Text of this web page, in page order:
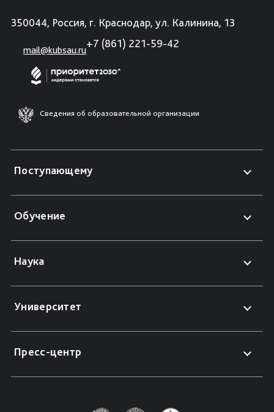
350044, Россия, г. Краснодар, ул. Калинина, 13
mail@kubsau.ru
+7 (861) 221-59-42
Сведения об образовательной организации
Поступающему
Обучение
Наука
Университет
Пресс-центр